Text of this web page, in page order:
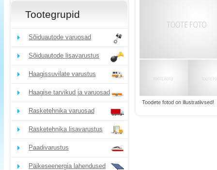
Tootegrupid
Sõiduautode varuosad
Sõiduautode lisavarustus
Haagissuvilate varustus
Haagise tarvikud ja varuosad
Rasketehnika varuosad
Rasketehnika lisavarustus
Paadivarustus
Päikeseenergia lahendused
Toodete fotod on illustratiivsed!